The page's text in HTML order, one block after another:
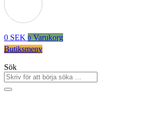
0 SEK 0 Varukorg
Butiksmeny
Sök